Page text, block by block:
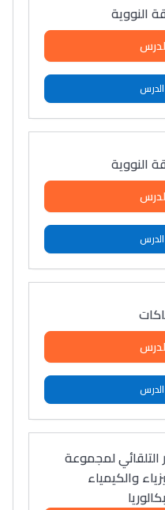
النوویة
النووية
لمجموعة
والكيمياء